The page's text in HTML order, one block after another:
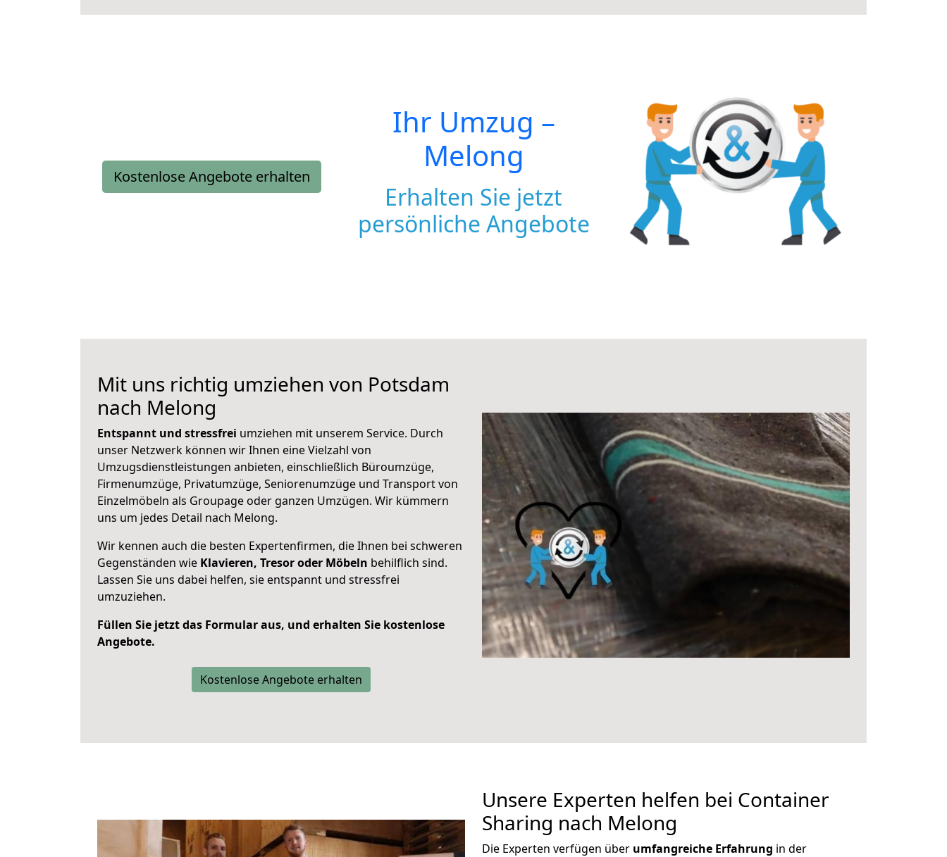
Kostenlose Angebote erhalten
Ihr Umzug –
Melong
Erhalten Sie jetzt
persönliche Angebote
Mit uns richtig umziehen von Potsdam
nach Melong
Entspannt und stressfrei umziehen mit unserem Service. Durch
unser Netzwerk können wir Ihnen eine Vielzahl von
Umzugsdienstleistungen anbieten, einschließlich Büroumzüge,
Firmenumzüge, Privatumzüge, Seniorenumzüge und Transport von
Einzelmöbeln als Groupage oder ganzen Umzügen. Wir kümmern
uns um jedes Detail nach Melong.
Wir kennen auch die besten Expertenfirmen, die Ihnen bei schweren
Gegenständen wie Klavieren, Tresor oder Möbeln behilflich sind.
Lassen Sie uns dabei helfen, sie entspannt und stressfrei
umzuziehen.
Füllen Sie jetzt das Formular aus, und erhalten Sie kostenlose
Angebote.
Kostenlose Angebote erhalten
Unsere Experten helfen bei Container
Sharing nach Melong
Die Experten verfügen über umfangreiche Erfahrung in der